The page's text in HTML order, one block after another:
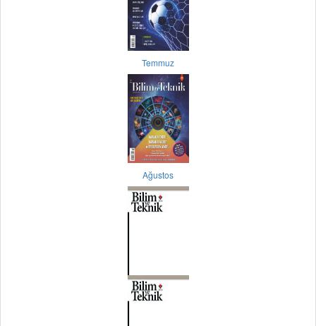
Temmuz
Ağustos